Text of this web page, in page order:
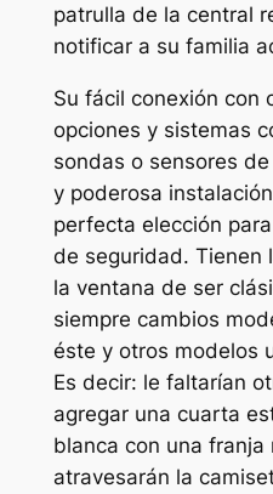
patrulla de la central
notificar a su familia
Su fácil conexión con
opciones y sistemas
sondas o sensores
y poderosa
perfecta elección
de seguridad. Tienen
la ventana de ser
siempre cambios
éste y otros modelos
Es decir: le faltarían
agregar una cuarta
blanca con una franja
atravesarán la